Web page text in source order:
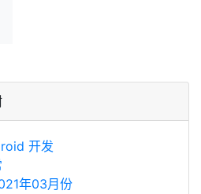
开发
年03月份